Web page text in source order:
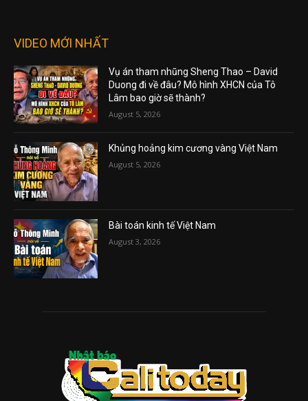
VIDEO MỚI NHẤT
Vụ án tham nhũng Sheng Thao – David
Duong đi về đâu? Mô hình XHCN của Tô
Lâm bao giờ sẽ thành?
August 5, 2026
Khủng hoảng kim cương vàng Việt Nam
August 5, 2026
Bài toán kinh tế Việt Nam
August 3, 2026